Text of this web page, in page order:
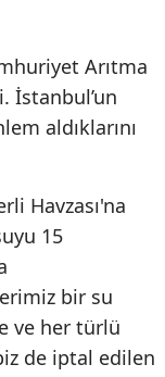
Arıtma
İstanbul’un
aldıklarını
Havzası'na
15
bir su
ve her türlü
de iptal edilen